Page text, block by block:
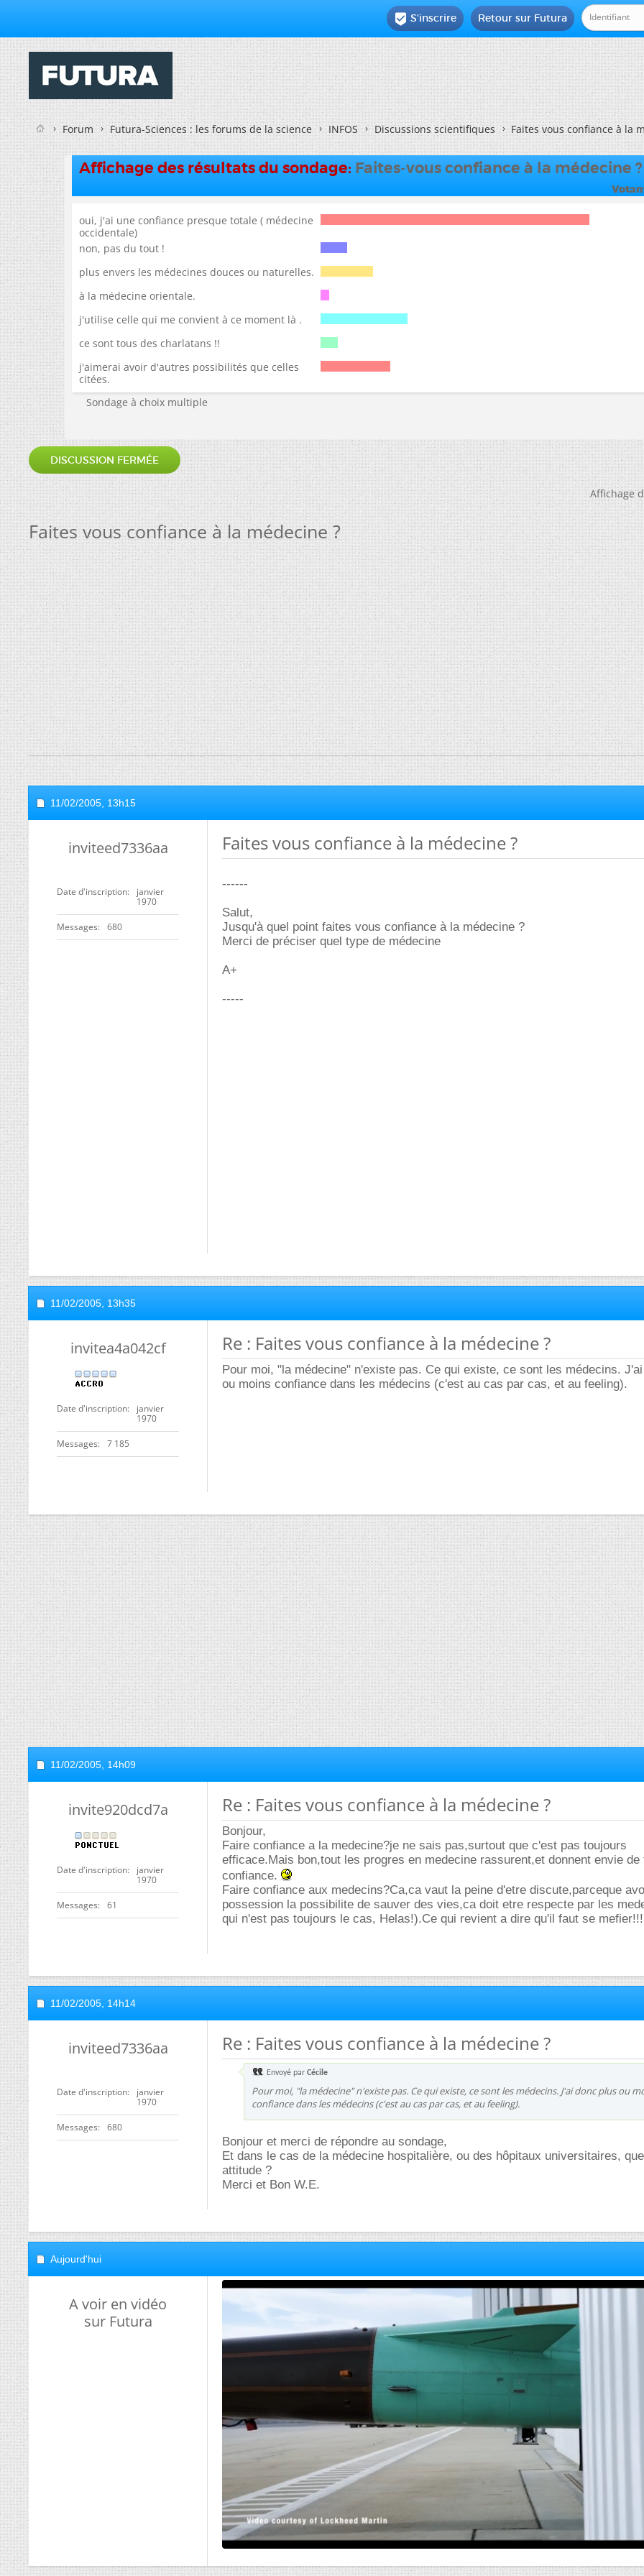
Retour sur Futura
 S'inscrire
Forum Futura-Sciences : les forums de la science INFOS Discussions scientifiques Faites vous confiance à la
Affichage des résultats du sondage: Faites-vous confiance à la médecine ?
oui, j'ai une confiance presque totale ( médecine
occidentale)
non, pas du tout !
plus envers les médecines douces ou naturelles.
à la médecine orientale.
j'utilise celle qui me convient à ce moment là .
ce sont tous des charlatans !!
j'aimerai avoir d'autres possibilités que celles
citées.
Sondage à choix multiple
DISCUSSION FERMÉE
Affichage
Faites vous confiance à la médecine ?
11/02/2005, 13h15
inviteed7336aa
Date d'inscription
janvier
1970
Messages 680
Faites vous confiance à la médecine ?
------
Salut,
Jusqu'à quel point faites vous confiance à la médecine ?
Merci de préciser quel type de médecine
A+
-----
11/02/2005, 13h35
invitea4a042cf
Date d'inscription
janvier
1970
Messages 7 185
Re : Faites vous confiance à la médecine ?
Pour moi, "la médecine" n'existe pas. Ce qui existe, ce sont les médecins.
ou moins confiance dans les médecins (c'est au cas par cas, et au feeling).
11/02/2005, 14h09
invite920dcd7a
Date d'inscription
janvier
1970
Messages 61
Re : Faites vous confiance à la médecine ?
Bonjour,
Faire confiance a la medecine?je ne sais pas,surtout que c'est pas toujours
efficace.Mais bon,tout les progres en medecine rassurent,et donnent envie de
confiance.
Faire confiance aux medecins?Ca,ca vaut la peine d'etre discute,parceque
possession la possibilite de sauver des vies,ca doit etre respecte par les
qui n'est pas toujours le cas, Helas!).Ce qui revient a dire qu'il faut se
11/02/2005, 14h14
inviteed7336aa
Date d'inscription
janvier
1970
Messages 680
Re : Faites vous confiance à la médecine ?
Envoyé par Cécile
Pour moi, "la médecine" n'existe pas. Ce qui existe, ce sont les médecins. J'ai donc plus ou
confiance dans les médecins (c'est au cas par cas, et au feeling).
Bonjour et merci de répondre au sondage,
Et dans le cas de la médecine hospitalière, ou des hôpitaux universitaires,
attitude ?
Merci et Bon W.E.
Aujourd'hui
A voir en vidéo
sur Futura